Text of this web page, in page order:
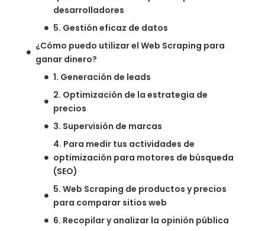
desarrolladores
5. Gestión eficaz de datos
¿Cómo puedo utilizar el Web Scraping para
ganar dinero?
1. Generación de leads
2. Optimización de la estrategia de
precios
3. Supervisión de marcas
4. Para medir tus actividades de
optimización para motores de búsqueda
(SEO)
5. Web Scraping de productos y precios
para comparar sitios web
6. Recopilar y analizar la opinión pública